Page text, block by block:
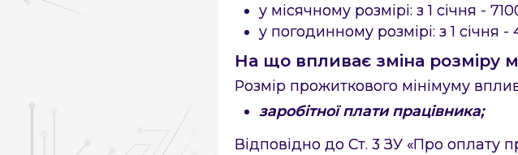
у місячному розмірі: з 1 січня -
у погодинному розмірі: з 1 січня -
На що впливає зміна розміру
Розмір прожиткового мінімуму
заробітної плати працівника;
Відповідно до Ст. 3 ЗУ «Про оплату